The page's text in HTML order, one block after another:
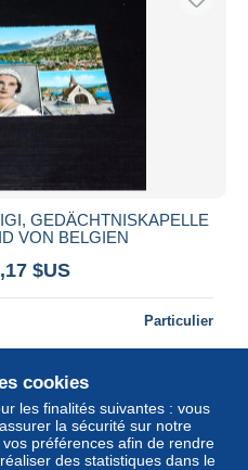
GEDÄCHTNISKAPELLE
VON BELGIEN
$US
Particulier
cookies
les finalités suivantes : vous
la sécurité sur notre
préférences afin de rendre
des statistiques dans le